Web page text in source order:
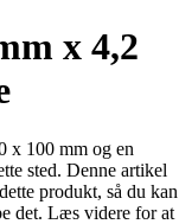
x 4,2
x 100 mm og en
sted. Denne artikel
produkt, så du kan
det. Læs videre for at